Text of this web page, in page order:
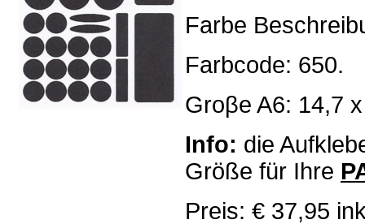
Farbe
Farbcode: 650.
Groβe A6: 14,7
Info: die
Größe für Ihre
Preis: € 37,95